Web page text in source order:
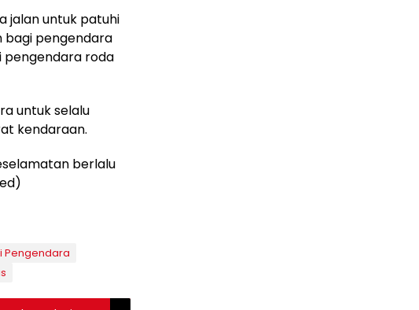
jalan untuk patuhi
bagi pengendara
pengendara roda
untuk selalu
kendaraan.
berlalu
Pengendara